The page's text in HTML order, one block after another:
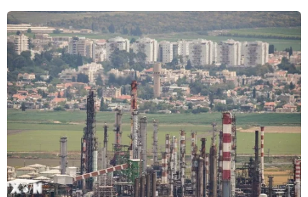
Theo dõi VietnamPlus
TIN LIÊN QUAN